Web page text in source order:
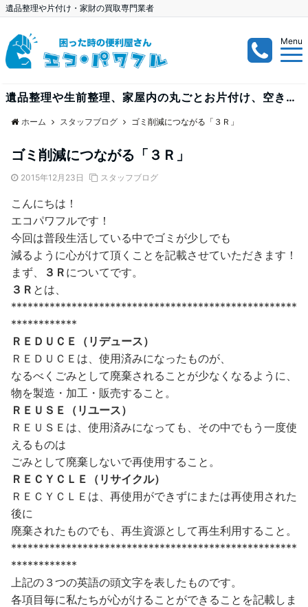
遺品整理や片付け・家財の買取専門業者
Menu
遺品整理や生前整理、家屋内の丸ごとお片付け、空き家、空き部屋、倉庫内の整理など、大量案件も出張見積り無料で受付中！
ホーム スタッフブログ ゴミ削減につながる「３Ｒ」
ゴミ削減につながる「３Ｒ」
2015年12月23日 スタッフブログ
こんにちは！
エコパワフルです！
今回は普段生活している中でゴミが少しでも
減るように心がけて頂くことを記載させていただきます！
まず、
３Ｒ についてです。
３Ｒ とは、
****************************************************
************
ＲＥＤＵＣＥ（リデュース）
ＲＥＤＵＣＥは、使用済みになったものが、
なるべくごみとして廃棄されることが少なくなるように、
物を製造・加工・販売すること。
ＲＥＵＳＥ（リユース）
ＲＥＵＳＥは、使用済みになっても、その中でもう一度使
えるものは
ごみとして廃棄しないで再使用すること。
ＲＥＣＹＣＬＥ（リサイクル）
ＲＥＣＹＣＬＥは、再使用ができずにまたは再使用された
後に
廃棄されたものでも、再生資源として再生利用すること。
****************************************************
************
上記の３つの英語の頭文字を表したものです。
各項目毎に私たちが心がけることができることを記載しま